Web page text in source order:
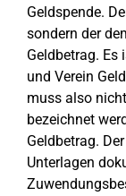
Geldspende.
sondern der
Geldbetrag. Es
und Verein
muss also
bezeichnet
Geldbetrag.
Unterlagen